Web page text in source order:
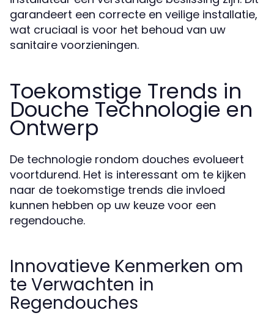
garandeert een correcte en veilige installatie,
wat cruciaal is voor het behoud van uw
sanitaire voorzieningen.
Toekomstige Trends in
Douche Technologie en
Ontwerp
De technologie rondom douches evolueert
voortdurend. Het is interessant om te kijken
naar de toekomstige trends die invloed
kunnen hebben op uw keuze voor een
regendouche.
Innovatieve Kenmerken om
te Verwachten in
Regendouches